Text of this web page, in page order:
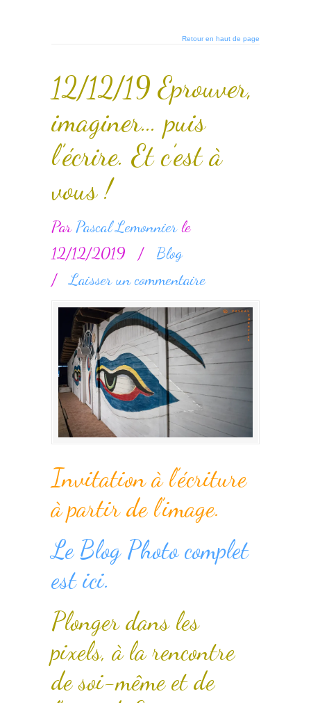
Retour en haut de page
12/12/19 Eprouver,
imaginer… puis
l’écrire. Et c’est à
vous !
ParPascal Lemonnierle
12/12/2019
/
Blog
/Laisser un commentaire
Invitation à l’écriture
à partir de l’image.
Le Blog Photo complet
est ici.
Plonger dans les
pixels, à la rencontre
de soi-même et de